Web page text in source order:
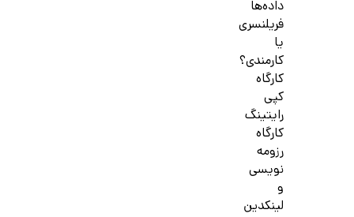
داده‌ها
فریلنسری
یا
کارمندی؟
کارگاه
کپی
رایتینگ
کارگاه
رزومه
نویسی
و
لینکدین